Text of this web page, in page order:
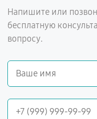
Напишите или
бесплатную
вопросу.